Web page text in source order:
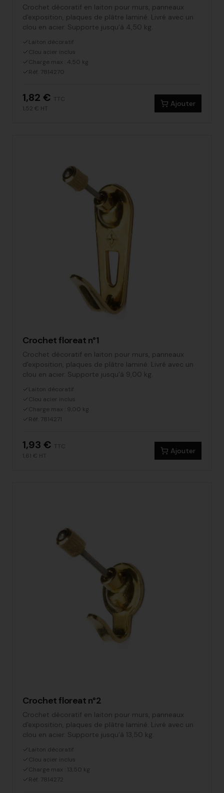
Crochet décoratif en laiton pour murs, panneaux
d'exposition, plaques de plâtre laminé. Livré avec un
clou en acier. Supporte jusqu'à 4,50 kg.
Laiton décoratif
Clou acier inclus
Charge max : 4,50 kg
Réf. 7814270
1,82 € TTC
1,52 € HT
Ajouter
Crochet floreat n°1
Crochet décoratif en laiton pour murs, panneaux
d'exposition, plaques de plâtre laminé. Livré avec un
clou en acier. Supporte jusqu'à 9,00 kg.
Laiton décoratif
Clou acier inclus
Charge max : 9,00 kg
Réf. 7814271
1,93 € TTC
1,61 € HT
Ajouter
Crochet floreat n°2
Crochet décoratif en laiton pour murs, panneaux
d'exposition, plaques de plâtre laminé. Livré avec un
clou en acier. Supporte jusqu'à 13,50 kg.
Laiton décoratif
Clou acier inclus
Charge max : 13,50 kg
Réf. 7814272